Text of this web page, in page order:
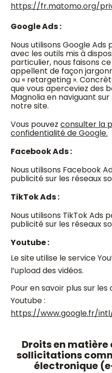
https://fr.matomo.org/
Google Ads :
Nous utilisons Google
avec les outils mis à
particulier, nous faisons
appellent de façon
ou « retargeting ».
que vous aperceviez des
Magnolia en naviguant
notre site.
Vous pouvez consulter la
confidentialité de Google.
Facebook Ads :
Nous utilisons Facebook
publicité sur les réseaux
TikTok Ads :
Nous utilisons TikTok Ads
publicité sur les réseaux
Youtube :
Le site utilise le service
l’upload des vidéos.
Pour en savoir plus sur
Youtube :
https://www.google.fr/
Droits en matière
sollicitations
électronique